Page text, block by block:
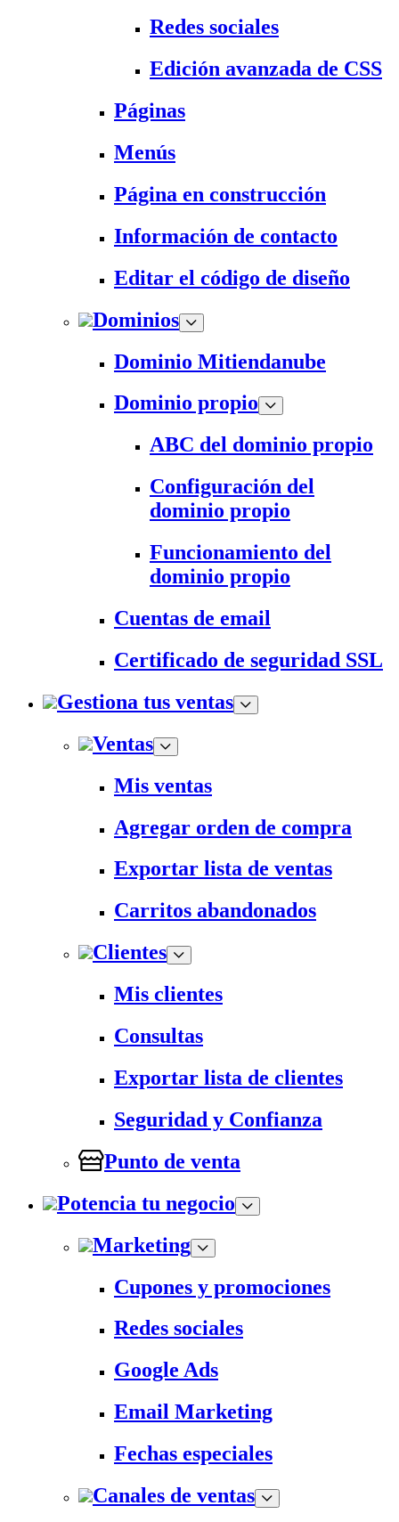
Redes sociales
Edición avanzada de CSS
Páginas
Menús
Página en construcción
Información de contacto
Editar el código de diseño
Dominios
Dominio Mitiendanube
Dominio propio
ABC del dominio propio
Configuración del
dominio propio
Funcionamiento del
dominio propio
Cuentas de email
Certificado de seguridad SSL
Gestiona tus ventas
Ventas
Mis ventas
Agregar orden de compra
Exportar lista de ventas
Carritos abandonados
Clientes
Mis clientes
Consultas
Exportar lista de clientes
Seguridad y Confianza
Punto de venta
Potencia tu negocio
Marketing
Cupones y promociones
Redes sociales
Google Ads
Email Marketing
Fechas especiales
Canales de ventas